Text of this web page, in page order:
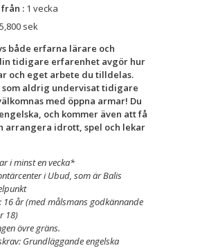
: 1 vecka
5,800 sek
både erfarna lärare och
tidigare erfarenhet avgör hur
och eget arbete du tilldelas.
som aldrig undervisat tidigare
med öppna armar! Du
och kommer även att få
arrangera idrott, spel och lekar
i minst en vecka*
i Ubud, som är Balis
år (med målsmans godkännande
18)
övre gräns.
Grundläggande engelska